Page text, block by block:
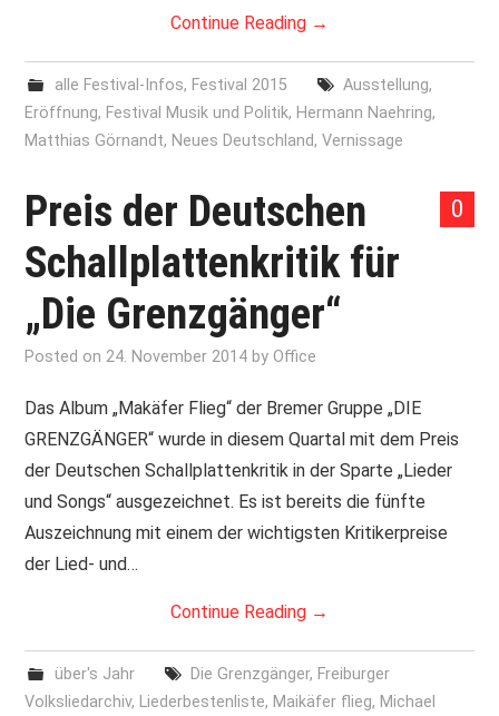
Continue Reading →
alle Festival-Infos, Festival 2015 Ausstellung,
Eröffnung, Festival Musik und Politik, Hermann Naehring,
Matthias Görnandt, Neues Deutschland,Vernissage
0
Preis der Deutschen
Schallplattenkritik für
„Die Grenzgänger“
Posted on24. November 2014 byOffice
Das Album „Makäfer Flieg“ der Bremer Gruppe „DIE
GRENZGÄNGER“ wurde in diesem Quartal mit dem Preis
der Deutschen Schallplattenkritik in der Sparte „Lieder
und Songs“ ausgezeichnet. Es ist bereits die fünfte
Auszeichnung mit einem der wichtigsten Kritikerpreise
der Lied- und…
Continue Reading →
über's Jahr Die Grenzgänger, Freiburger
Volksliedarchiv, Liederbestenliste, Maikäfer flieg, Michael